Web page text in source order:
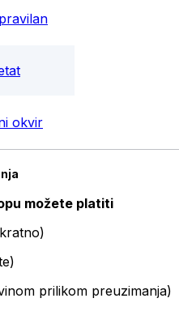
okvir
možete platiti
prilikom preuzimanja)